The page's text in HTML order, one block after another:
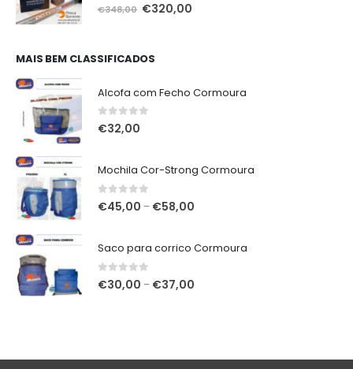
€348,00 O
era:
€320,00
MAIS BEM CLASSIFICADOS
Alcofa com Fecho Cormoura
0out of 5
€32,00
Mochila Cor-Strong Cormoura
0out of 5
€45,00 – €58,00
through
Saco para corrico Cormoura
0out of 5
€30,00 – €37,00